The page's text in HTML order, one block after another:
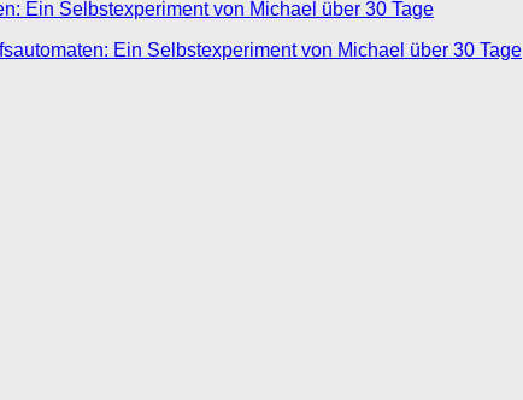
Ein Selbstexperiment von Michael über 30 Tage
Ein Selbstexperiment von Michael über 30 Tage